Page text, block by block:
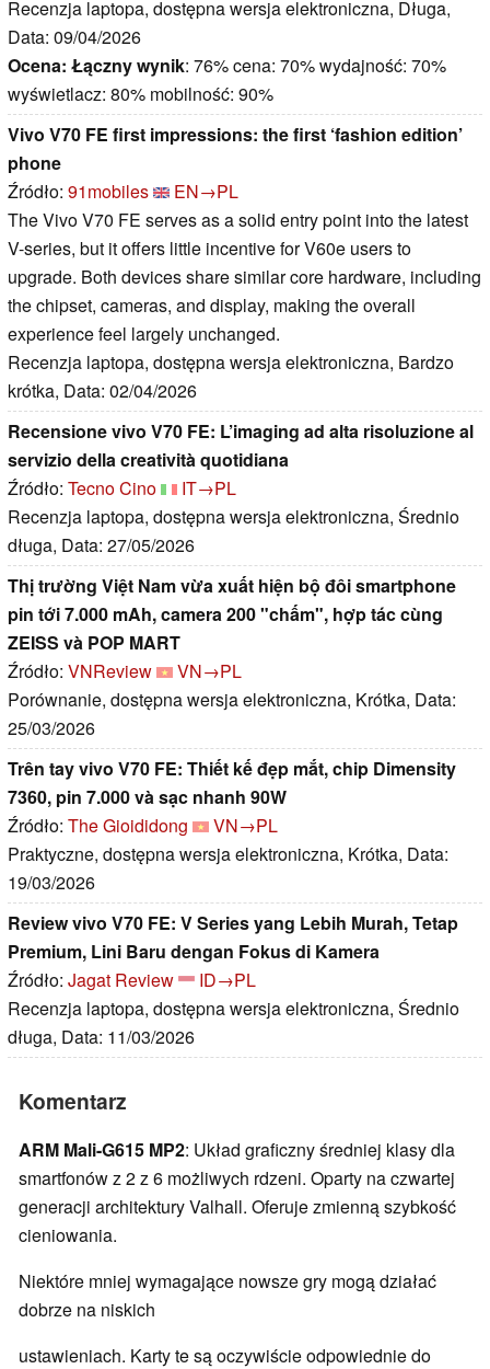
Recenzja laptopa, dostępna wersja elektroniczna, Długa,
Data: 09/04/2026
Ocena: Łączny wynik: 76% cena: 70% wydajność: 70%
wyświetlacz: 80% mobilność: 90%
Vivo V70 FE first impressions: the first ‘fashion edition’
phone
Źródło: 91mobiles
EN→PL
The Vivo V70 FE serves as a solid entry point into the latest
V-series, but it offers little incentive for V60e users to
upgrade. Both devices share similar core hardware, including
the chipset, cameras, and display, making the overall
experience feel largely unchanged.
Recenzja laptopa, dostępna wersja elektroniczna, Bardzo
krótka, Data: 02/04/2026
Recensione vivo V70 FE: L’imaging ad alta risoluzione al
servizio della creatività quotidiana
Źródło: Tecno Cino
IT→PL
Recenzja laptopa, dostępna wersja elektroniczna, Średnio
długa, Data: 27/05/2026
Thị trường Việt Nam vừa xuất hiện bộ đôi smartphone
pin tới 7.000 mAh, camera 200 "chấm", hợp tác cùng
ZEISS và POP MART
Źródło: VNReview
VN→PL
Porównanie, dostępna wersja elektroniczna, Krótka, Data:
25/03/2026
Trên tay vivo V70 FE: Thiết kế đẹp mắt, chip Dimensity
7360, pin 7.000 và sạc nhanh 90W
Źródło: The Gioididong
VN→PL
Praktyczne, dostępna wersja elektroniczna, Krótka, Data:
19/03/2026
Review vivo V70 FE: V Series yang Lebih Murah, Tetap
Premium, Lini Baru dengan Fokus di Kamera
Źródło: Jagat Review
ID→PL
Recenzja laptopa, dostępna wersja elektroniczna, Średnio
długa, Data: 11/03/2026
Komentarz
ARM Mali-G615 MP2: Układ graficzny średniej klasy dla
smartfonów z 2 z 6 możliwych rdzeni. Oparty na czwartej
generacji architektury Valhall. Oferuje zmienną szybkość
cieniowania.
Niektóre mniej wymagające nowsze gry mogą działać
dobrze na niskich
ustawieniach. Karty te są oczywiście odpowiednie do